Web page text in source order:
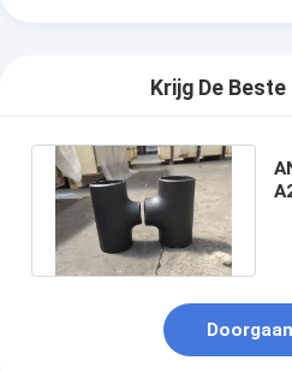
Krijg De
Doorgaan